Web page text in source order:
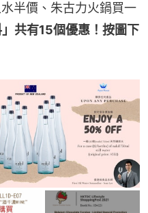
半價、朱古力火鍋買一
」共有15個優惠！按圖下